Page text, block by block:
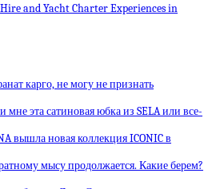
and Yacht Charter Experiences in
карго, не могу не признать
эта сатиновая юбка из SELA или все-
вышла новая коллекция ICONIC в
мысу продолжается. Какие берем?